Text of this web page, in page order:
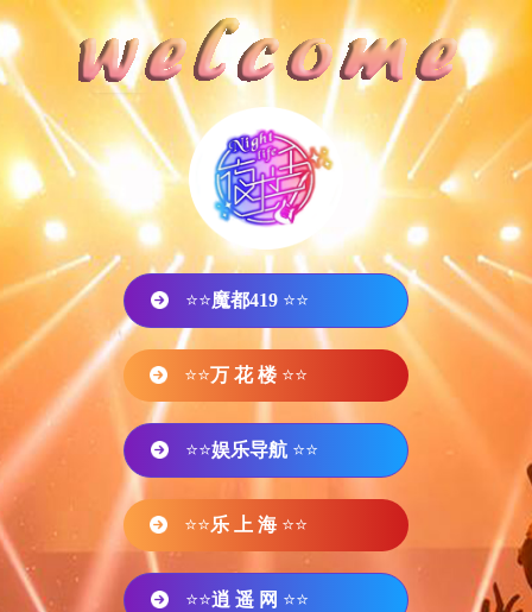
⭐⭐魔都419 ⭐⭐
⭐⭐万 花 楼 ⭐⭐
⭐⭐娱乐导航 ⭐⭐
⭐⭐乐 上 海 ⭐⭐
⭐⭐逍 遥 网 ⭐⭐